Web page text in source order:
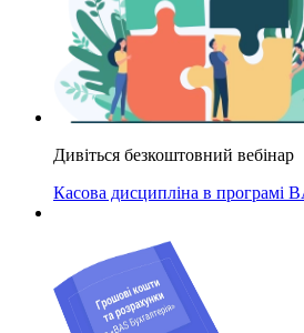
Дивіться безкоштовний вебінар
Касова дисципліна в програмі